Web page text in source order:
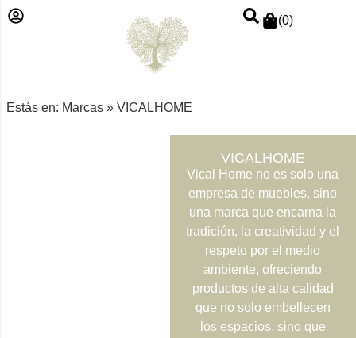
(0)
Estás en: Marcas » VICALHOME
VICALHOME
Vical Home no es solo una
empresa de muebles, sino
una marca que encarna la
tradición, la creatividad y el
respeto por el medio
ambiente, ofreciendo
productos de alta calidad
que no solo embellecen
los espacios, sino que